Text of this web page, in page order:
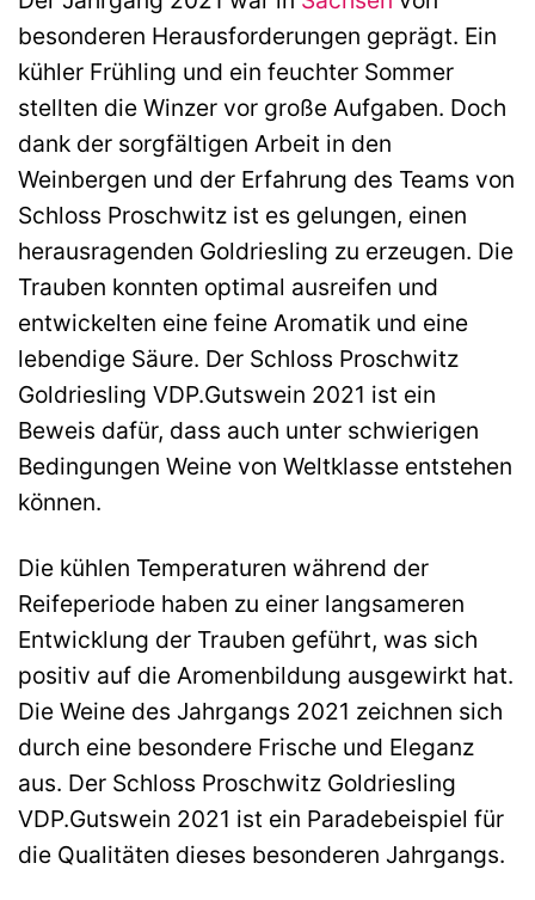
besonderen Herausforderungen geprägt. Ein
kühler Frühling und ein feuchter Sommer
stellten die Winzer vor große Aufgaben. Doch
dank der sorgfältigen Arbeit in den
Weinbergen und der Erfahrung des Teams von
Schloss Proschwitz ist es gelungen, einen
herausragenden Goldriesling zu erzeugen. Die
Trauben konnten optimal ausreifen und
entwickelten eine feine Aromatik und eine
lebendige Säure. Der Schloss Proschwitz
Goldriesling VDP.Gutswein 2021 ist ein
Beweis dafür, dass auch unter schwierigen
Bedingungen Weine von Weltklasse entstehen
können.
Die kühlen Temperaturen während der
Reifeperiode haben zu einer langsameren
Entwicklung der Trauben geführt, was sich
positiv auf die Aromenbildung ausgewirkt hat.
Die Weine des Jahrgangs 2021 zeichnen sich
durch eine besondere Frische und Eleganz
aus. Der Schloss Proschwitz Goldriesling
VDP.Gutswein 2021 ist ein Paradebeispiel für
die Qualitäten dieses besonderen Jahrgangs.